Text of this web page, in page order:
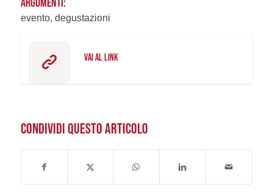
evento, degustazioni
VAI AL LINK
CONDIVIDI QUESTO ARTICOLO